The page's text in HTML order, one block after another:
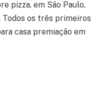
pizza, em São Paulo,
os três primeiros
casa premiação em